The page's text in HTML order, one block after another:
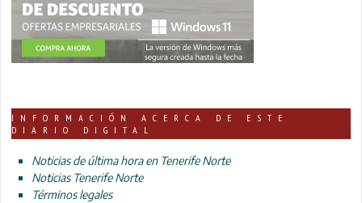
INFORMACIÓN ACERCA DE ESTE
DIARIO DIGITAL
Noticias de última hora en Tenerife Norte
Noticias Tenerife Norte
Términos legales